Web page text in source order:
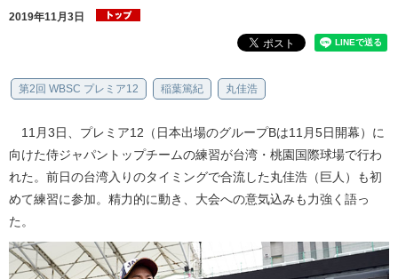
2019年11月3日
第2回 WBSC プレミア12 稲葉篤紀 丸佳浩
11月3日、プレミア12（日本出場のグループBは11月5日開幕）に
向けた侍ジャパントップチームの練習が台湾・桃園国際球場で行わ
れた。前日の台湾入りのタイミングで合流した丸佳浩（巨人）も初
めて練習に参加。精力的に動き、大会への意気込みも力強く語っ
た。